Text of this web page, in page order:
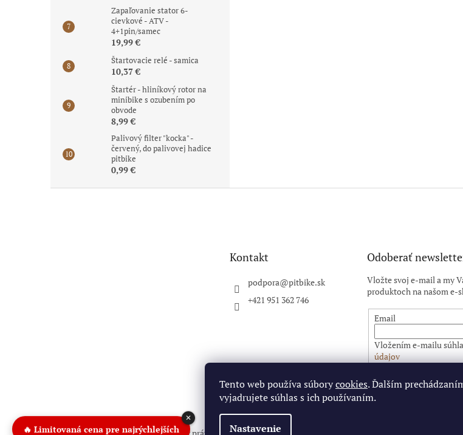
Tento web používa súborycookies. Ďalším
vyjadrujete súhlas s ich používaním.
Nastavenie
Zapaľovanie stator 6-
cievkové - ATV -
4+1pin/samec
19,99 €
Štartovacie relé - samica
10,37 €
Štartér - hliníkový rotor na
minibike s ozubením po
obvode
8,99 €
Palivový filter "kocka" -
červený, do palivovej hadice
pitbike
0,99 €
Kontakt
podpora@pitbike.sk
+421 951 362 746
Odoberať
Vložte svoj e-mail a my
produktoch na našom e-
Email
Vložením e-mailu
údajov
PRIHLÁSIŤ SA
🔥 Limitovaná cena pre najrýchlejších
✕